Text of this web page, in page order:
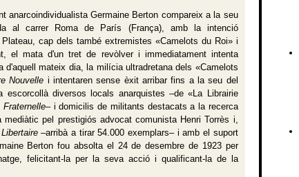
anarcoindividualista Germaine Berton compareix a la seu
al carrer Roma de París (França), amb la intenció
cap dels també extremistes «Camelots du Roi» i
el mata d'un tret de revòlver i immediatament intenta
mateix dia, la milícia ultradretana dels «Camelots
Nouvelle i intentaren sense èxit arribar fins a la seu del
escorcollà diversos locals anarquistes –de «La Librairie
Fraternelle– i domicilis de militants destacats a la recerca
pel prestigiós advocat comunista Henri Torrès i,
–arribà a tirar 54.000 exemplars– i amb el suport
Berton fou absolta el 24 de desembre de 1923 per
felicitant-la per la seva acció i qualificant-la de la